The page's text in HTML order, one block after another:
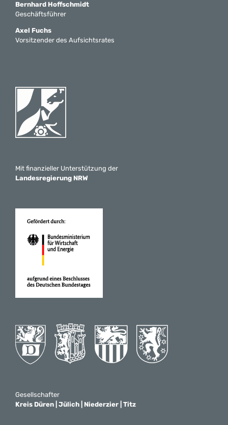
Bernhard Hoffschmidt
Geschäftsführer
Axel Fuchs
Vorsitzender des Aufsichtsrates
Mit finanzieller Unterstützung der
Landesregierung NRW
Gesellschafter
Kreis Düren | Jülich | Niederzier | Titz